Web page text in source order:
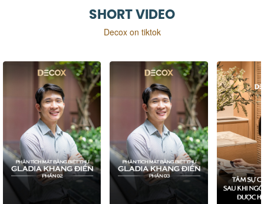
SHORT VIDEO
Decox on tiktok